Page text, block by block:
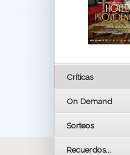
Críticas
On Demand
Sorteos
Recuerdos...